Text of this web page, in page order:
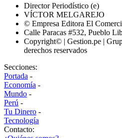
Director Periodístico (e)
VÍCTOR MELGAREJO
© Empresa Editora El
Calle Paracas #532, Pueblo
Copyright© | Gestion.pe |
derechos reservados
Secciones:
Portada -
Economía -
Mundo -
Perú -
Tu Dinero -
Tecnología
Contacto: